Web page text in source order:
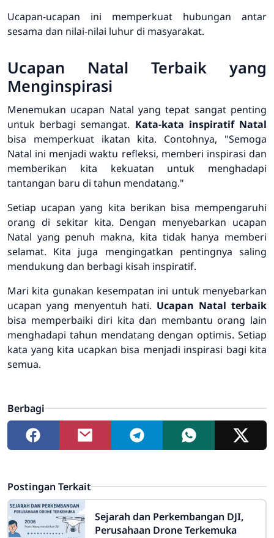
Ucapan-ucapan ini memperkuat hubungan antar
sesama dan nilai-nilai luhur di masyarakat.
Ucapan Natal Terbaik yang
Menginspirasi
Menemukan ucapan Natal yang tepat sangat penting
untuk berbagi semangat. Kata-kata inspiratif Natal
bisa memperkuat ikatan kita. Contohnya, "Semoga
Natal ini menjadi waktu refleksi, memberi inspirasi dan
memberikan kita kekuatan untuk menghadapi
tantangan baru di tahun mendatang."
Setiap ucapan yang kita berikan bisa mempengaruhi
orang di sekitar kita. Dengan menyebarkan ucapan
Natal yang penuh makna, kita tidak hanya memberi
selamat. Kita juga mengingatkan pentingnya saling
mendukung dan berbagi kisah inspiratif.
Mari kita gunakan kesempatan ini untuk menyebarkan
ucapan yang menyentuh hati. Ucapan Natal terbaik
bisa memperbaiki diri kita dan membantu orang lain
menghadapi tahun mendatang dengan optimis. Setiap
kata yang kita ucapkan bisa menjadi inspirasi bagi kita
semua.
Berbagi
Postingan Terkait
Sejarah dan Perkembangan DJI,
Perusahaan Drone Terkemuka